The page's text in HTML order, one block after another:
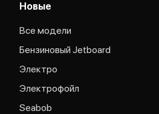
Новые
Все модели
Бензиновый Jetboard
Электро
Электрофойл
Seabob